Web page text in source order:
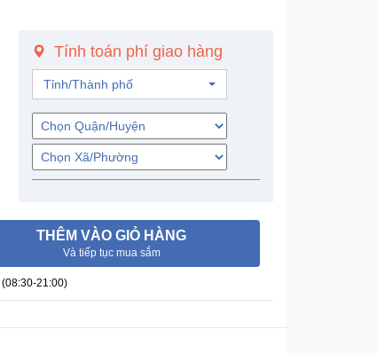
Tính toán phí giao hàng
Tỉnh/Thành phố
THÊM VÀO GIỎ HÀNG
Và tiếp tục mua sắm
(08:30-21:00)